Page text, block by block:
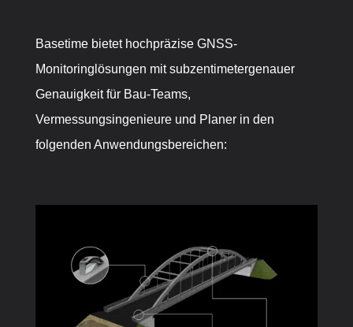
Basetime bietet hochpräzise GNSS-
Monitoringlösungen mit subzentimetergenauer
Genauigkeit für Bau-Teams,
Vermessungsingenieure und Planer in den
folgenden Anwendungsbereichen: